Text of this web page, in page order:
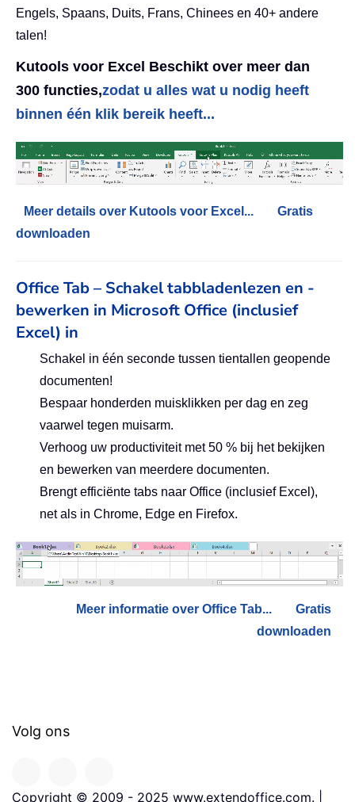
Engels, Spaans, Duits, Frans, Chinees en 40+ andere
talen!
Kutools voor Excel Beschikt over meer dan
300 functies,zodat u alles wat u nodig heeft
binnen één klik bereik heeft...
Meer details over Kutools voor Excel...
Gratis
downloaden
Office Tab – Schakel tabbladenlezen en -
bewerken in Microsoft Office (inclusief
Excel) in
Schakel in één seconde tussen tientallen geopende
documenten!
Bespaar honderden muisklikken per dag en zeg
vaarwel tegen muisarm.
Verhoog uw productiviteit met 50 % bij het bekijken
en bewerken van meerdere documenten.
Brengt efficiënte tabs naar Office (inclusief Excel),
net als in Chrome, Edge en Firefox.
Meer informatie over Office Tab...
Gratis
downloaden
Volg ons
Copyright © 2009 - 2025 www.extendoffice.com. |